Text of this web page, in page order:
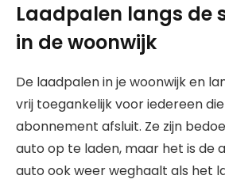
Laadpalen langs de
in de woonwijk
De laadpalen in je woonwijk en
vrij toegankelijk voor iedereen
abonnement afsluit. Ze zijn
auto op te laden, maar het is de
auto ook weer weghaalt als het